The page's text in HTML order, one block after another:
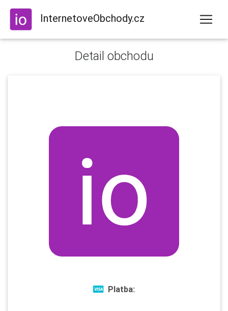
InternetoveObchody.cz
Detail obchodu
Platba: